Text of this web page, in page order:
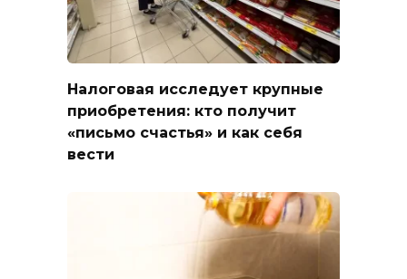
Налоговая исследует крупные
приобретения: кто получит
«письмо счастья» и как себя
вести